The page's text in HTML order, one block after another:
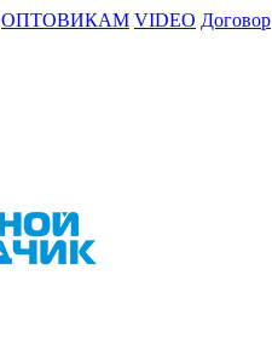
ОПТОВИКАМ VIDEO Договор